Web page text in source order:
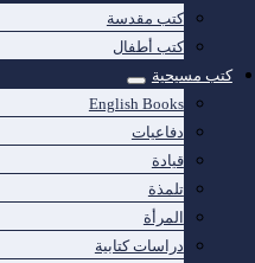
كتب مقدسة
كتب أطفال
كتب مسيحية
English Books
دفاعيات
قيادة
تلمذة
المرأة
دراسات كتابية